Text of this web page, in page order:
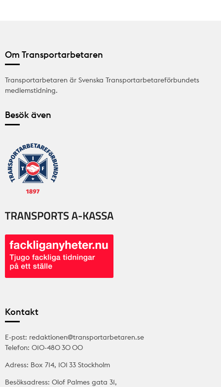
Om Transportarbetaren
Transportarbetaren är Svenska Transportarbetareförbundets
medlemstidning.
Besök även
Kontakt
E-post: redaktionen@transportarbetaren.se
Telefon: 010-480 30 00
Adress: Box 714, 101 33 Stockholm
Besöksadress: Olof Palmes gata 31,